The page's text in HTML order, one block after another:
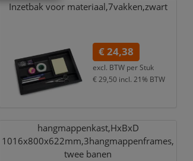
Inzetbak voor materiaal,7vakken,zwart
€ 24,38
excl. BTW per Stuk
€ 29,50 incl. 21% BTW
hangmappenkast,HxBxD
1016x800x622mm,3hangmappenframes,
twee banen